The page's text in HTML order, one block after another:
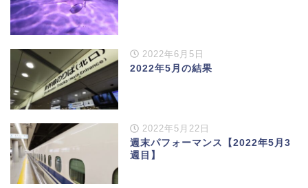
2022年6月5日
2022年5月の結果
2022年5月22日
週末パフォーマンス【2022年5月3
週目】